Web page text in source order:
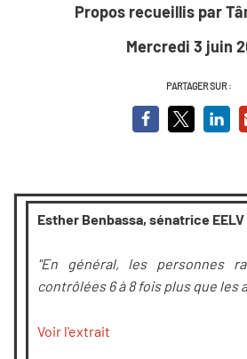
Propos recueillis par
Mercredi 3 juin
PARTAGER SUR :
Esther Benbassa, sénatrice EELV
"En général, les personnes
contrôlées 6 à 8 fois plus que les
Voir l'extrait